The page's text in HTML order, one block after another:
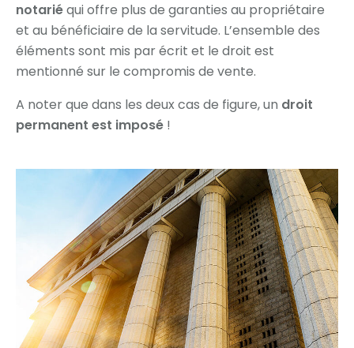
notariéqui offre plus de garanties au propriétaire
et au bénéficiaire de la servitude. L’ensemble des
éléments sont mis par écrit et le droit est
mentionné sur le compromis de vente.
A noter que dans les deux cas de figure, un droit
permanent est imposé !